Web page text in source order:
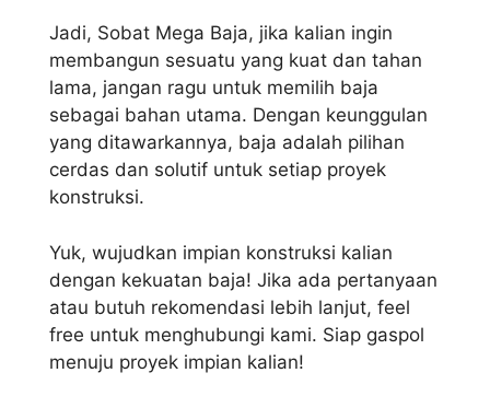
Jadi, Sobat Mega Baja, jika kalian ingin
membangun sesuatu yang kuat dan tahan
lama, jangan ragu untuk memilih baja
sebagai bahan utama. Dengan keunggulan
yang ditawarkannya, baja adalah pilihan
cerdas dan solutif untuk setiap proyek
konstruksi.
Yuk, wujudkan impian konstruksi kalian
dengan kekuatan baja! Jika ada pertanyaan
atau butuh rekomendasi lebih lanjut, feel
free untuk menghubungi kami. Siap gaspol
menuju proyek impian kalian!